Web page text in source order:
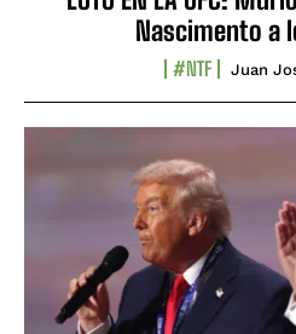
Nascimento a
#NTF Juan